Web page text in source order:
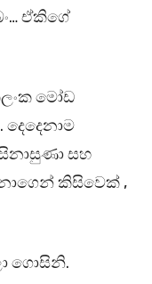
ඒකිගේ
මෝඩ
සහ
කිසිවෙක් ,
ගොසිනි.